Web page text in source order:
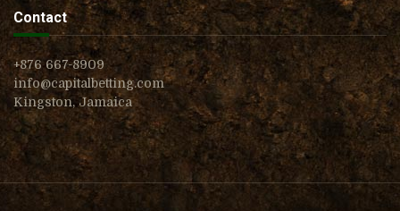
Contact
+876 667-8909
info@capitalbetting.com
Kingston, Jamaica